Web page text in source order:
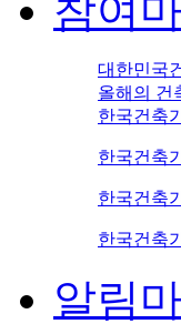
참여
대한민국
올해의 건
한국건축
한국건축
한국건축
한국건축
알림